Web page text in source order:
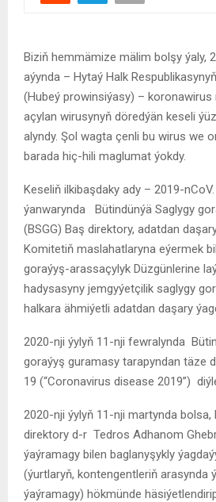
Biziň hemmämize mälim bolşy ýaly,
aýynda – Hytaý Halk
(Hubeý prowinsiýasy) –
açylan wirusynyň döredýän keseli
alyndy. Şol wagta çenli bu wirus we
barada hiç-hili maglumat ýokdy.
Keseliň ilkibaşdaky ady – 2019-
ýanwarynda Bütindünýä Saglygy
(BSGG) Baş direktory, adatdan
Komitetiň maslahatlaryna eýermek
goraýyş-arassaçylyk Düzgünlerine
hadysasyny jemgyýetçilik saglygy
halkara ähmiýetli adatdan daşary
2020-nji ýylyň 11-nji fewralynda
goraýyş guramasy tarapyndan täze
19 (“Coronavirus disease 2019”)
2020-nji ýylyň 11-nji martynda bolsa,
direktory d-r Tedros Adhanom
ýaýramagy bilen baglanyşykly
(ýurtlaryň, kontengentleriň arasynda
ýaýramagy) hökmünde